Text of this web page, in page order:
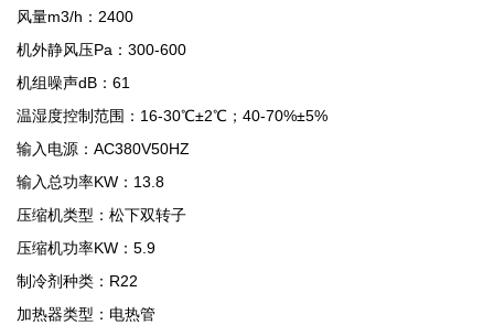
风量m3/h：2400
机外静风压Pa：300-600
机组噪声dB：61
温湿度控制范围：16-30℃±2℃；40-70%±5%
输入电源：AC380V50HZ
输入总功率KW：13.8
压缩机类型：松下双转子
压缩机功率KW：5.9
制冷剂种类：R22
加热器类型：电热管